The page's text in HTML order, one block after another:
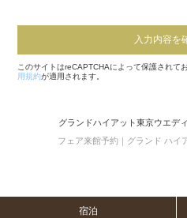
入力内容を
このサイトはreCAPTCHAによって保護されて
用規約が適用されます。
グランドハイアット東京ウエデ
フェア来館予約｜グランド ハイ
宿泊